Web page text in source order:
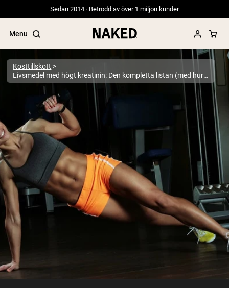
Sedan 2014 · Betrodd av över 1 miljon kunder
Menu
Populära söktermer
”Protein Powder“
”Overnight Oats“
”Vegan protein“
”Collagen“
”Micellar Casein“
PROTEIN POWDERS Best Seller
Gräsbetat vassleprotein
Vassleisolat från gräsbetande djur
Getproteinpulver från get
Kosttillskott
Livsmedel med högt kreatinin: Den kompletta listan (med hur mycket varje innehåller)